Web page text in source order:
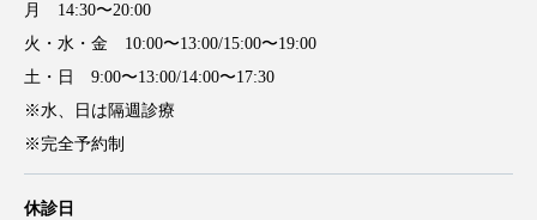
月 14:30〜20:00
火・水・金 10:00〜13:00/15:00〜19:00
土・日 9:00〜13:00/14:00〜17:30
※水、日は隔週診療
※完全予約制
休診日